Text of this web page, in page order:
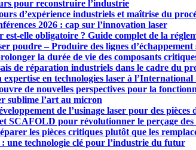
pour reconstruire l’industrie
d’expérience industriels et maîtrise du
2026 : cap sur l’innovation laser
elle obligatoire ? Guide complet de la
poudre – Produire des lignes
la durée de vie des composants
de réparation industriels dans le cadre du
en technologies laser à l’International
de nouvelles perspectives pour la
sublime l’art au micron
de l’usinage laser pour des pièces
SCAFOLD pour révolutionner le perçage des
les pièces critiques plutôt que les
une technologie clé pour l’industrie du futur